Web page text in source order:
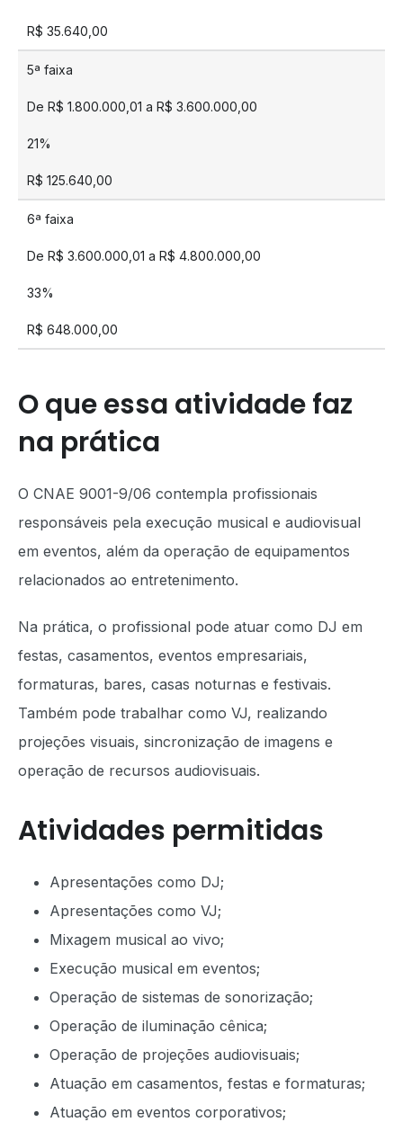
R$ 35.640,00
5ª faixa
De R$ 1.800.000,01 a R$ 3.600.000,00
21%
R$ 125.640,00
6ª faixa
De R$ 3.600.000,01 a R$ 4.800.000,00
33%
R$ 648.000,00
O que essa atividade faz
na prática
O CNAE 9001-9/06 contempla profissionais
responsáveis pela execução musical e audiovisual
em eventos, além da operação de equipamentos
relacionados ao entretenimento.
Na prática, o profissional pode atuar como DJ em
festas, casamentos, eventos empresariais,
formaturas, bares, casas noturnas e festivais.
Também pode trabalhar como VJ, realizando
projeções visuais, sincronização de imagens e
operação de recursos audiovisuais.
Atividades permitidas
Apresentações como DJ;
Apresentações como VJ;
Mixagem musical ao vivo;
Execução musical em eventos;
Operação de sistemas de sonorização;
Operação de iluminação cênica;
Operação de projeções audiovisuais;
Atuação em casamentos, festas e formaturas;
Atuação em eventos corporativos;